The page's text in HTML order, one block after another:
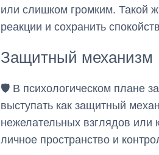
или слишком громким. Такой
реакции и сохранить
Защитный механизм
🛡️ В психологическом плане
выступать как защитный
нежелательных взглядов или
личное пространство и